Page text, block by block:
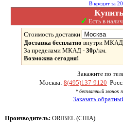
В кредит за
Купить
✓ Есть в
Стоимость доставки
Доставка бесплатно внутри
За пределами МКАД - 30р/км.
Возможна сегодня!
Закажите по
Москва: 8(495)137-9120
* бесплатный звонок
Заказать
Производитель: ORIBEL (США)